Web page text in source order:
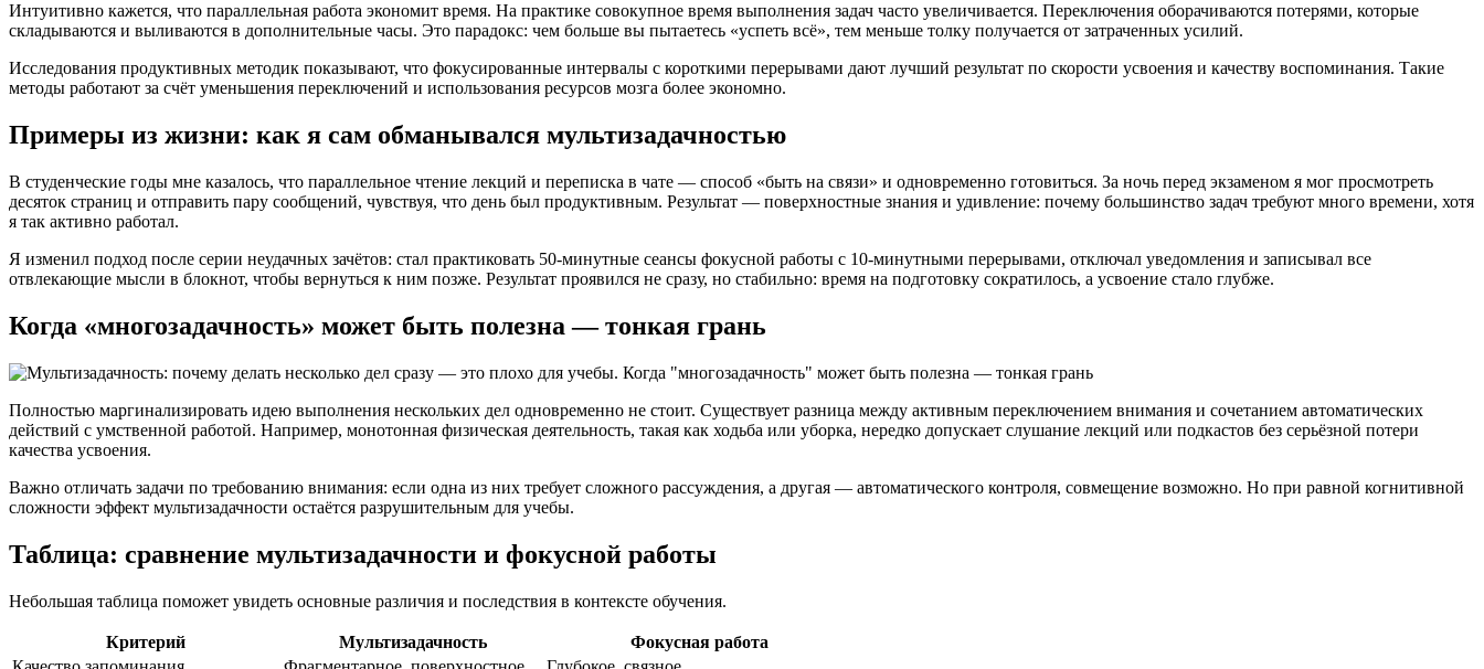
Интуитивно кажется, что параллельная работа экономит время. На практике совокупное время выполнения задач часто увеличивается. Переключения оборачиваются потерями, которые
складываются и выливаются в дополнительные часы. Это парадокс: чем больше вы пытаетесь «успеть всё», тем меньше толку получается от затраченных усилий.
Исследования продуктивных методик показывают, что фокусированные интервалы с короткими перерывами дают лучший результат по скорости усвоения и качеству воспоминания. Такие
методы работают за счёт уменьшения переключений и использования ресурсов мозга более экономно.
Примеры из жизни: как я сам обманывался мультизадачностью
В студенческие годы мне казалось, что параллельное чтение лекций и переписка в чате — способ «быть на связи» и одновременно готовиться. За ночь перед экзаменом я мог просмотреть
десяток страниц и отправить пару сообщений, чувствуя, что день был продуктивным. Результат — поверхностные знания и удивление: почему большинство задач требуют много времени, хотя
я так активно работал.
Я изменил подход после серии неудачных зачётов: стал практиковать 50-минутные сеансы фокусной работы с 10-минутными перерывами, отключал уведомления и записывал все
отвлекающие мысли в блокнот, чтобы вернуться к ним позже. Результат проявился не сразу, но стабильно: время на подготовку сократилось, а усвоение стало глубже.
Когда «многозадачность» может быть полезна — тонкая грань
Полностью маргинализировать идею выполнения нескольких дел одновременно не стоит. Существует разница между активным переключением внимания и сочетанием автоматических
действий с умственной работой. Например, монотонная физическая деятельность, такая как ходьба или уборка, нередко допускает слушание лекций или подкастов без серьёзной потери
качества усвоения.
Важно отличать задачи по требованию внимания: если одна из них требует сложного рассуждения, а другая — автоматического контроля, совмещение возможно. Но при равной когнитивной
сложности эффект мультизадачности остаётся разрушительным для учебы.
Таблица: сравнение мультизадачности и фокусной работы
Небольшая таблица поможет увидеть основные различия и последствия в контексте обучения.
Критерий Мультизадачность
Фокусная работа